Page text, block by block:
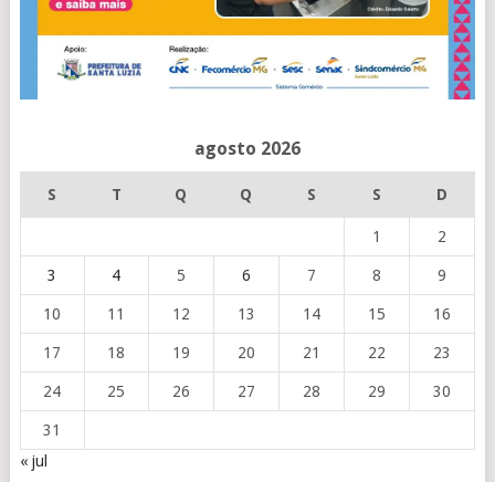
agosto 2026
S T Q Q S S D
1 2
3 4 5 6 7 8 9
10 11 12 13 14 15 16
17 18 19 20 21 22 23
24 25 26 27 28 29 30
31
« jul